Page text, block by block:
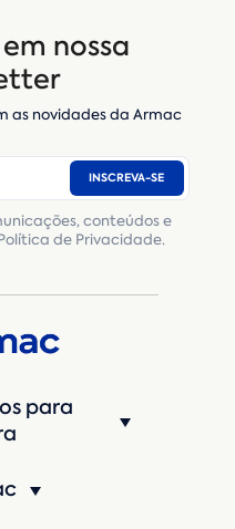
nossa
as novidades da Armac
INSCREVA-SE
conteúdos e
de Privacidade.
para
de seminovos
rural